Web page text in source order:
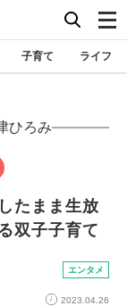
子育て ライフ
ひろみ
たまま生放
双子子育て
エンタメ
2023.04.26